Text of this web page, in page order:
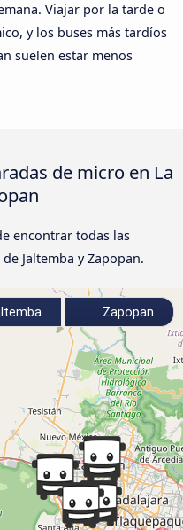
Viajar por la tarde o
y los buses más tardíos
suelen estar menos
de micro en La
encontrar todas las
Jaltemba y Zapopan.
Zapopan